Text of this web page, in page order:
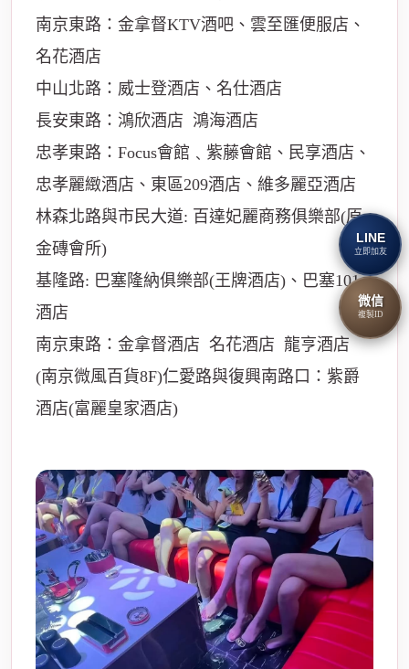
南京東路：金拿督KTV酒吧、雲至匯便服店、
名花酒店
中山北路：威士登酒店、名仕酒店
長安東路：鴻欣酒店 鴻海酒店
忠孝東路：Focus會館﹑紫藤會館、民享酒店、
忠孝麗緻酒店、東區209酒店、維多麗亞酒店
林森北路與市民大道: 百達妃麗商務俱樂部(原
金磚會所)
基隆路: 巴塞隆納俱樂部(王牌酒店)、巴塞101
酒店
南京東路：金拿督酒店 名花酒店 龍亨酒店
(南京微風百貨8F)仁愛路與復興南路口：紫爵
酒店(富麗皇家酒店)
LINE
立即加友
微信
複製ID